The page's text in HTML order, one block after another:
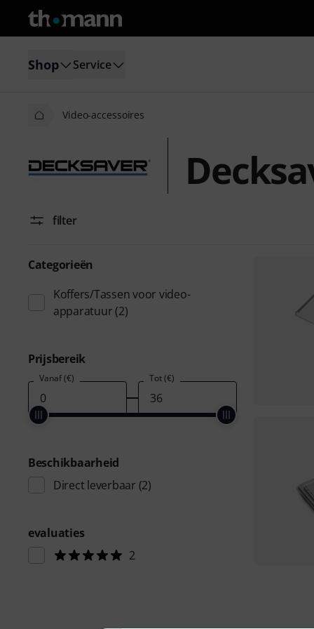
Shop Service
Video-accessoires
filter
Categorieën
Koffers/Tassen voor video-
apparatuur (2)
Prijsbereik
Vanaf (€) Tot (€)
Beschikbaarheid
Direct leverbaar (2)
evaluaties
2